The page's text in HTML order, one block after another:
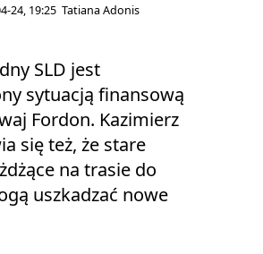
24, 19:25 Tatiana Adonis
SLD jest
sytuacją finansową
Fordon. Kazimierz
się też, że stare
na trasie do
uszkadzać nowe